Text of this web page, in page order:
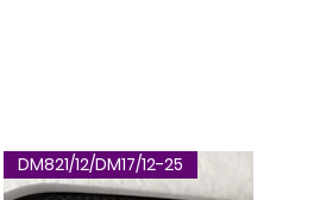
DM821/12/DM17/12-25